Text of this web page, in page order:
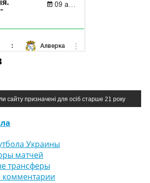
сайту призначені для осіб старше 21 року
Украины
матчей
трансферы
комментарии